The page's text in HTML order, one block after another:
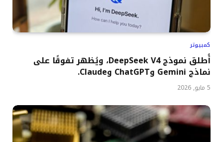
كمبيوتر
أُطلق نموذج DeepSeek V4، ويُظهر تفوقًا على
نماذج Gemini وChatGPT وClaude.
5 مايو, 2026